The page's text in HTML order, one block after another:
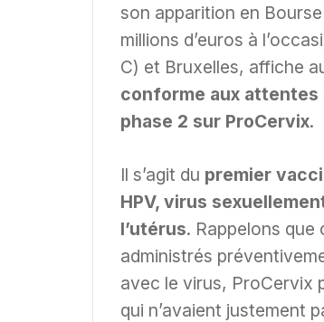
son apparition en
millions d’euros à
C) et Bruxelles, affiche
conforme aux attentes
phase 2 sur ProCervix.
Il s’agit du premier
HPV, virus
l’utérus. Rappelons
administrés
avec le virus, ProCervix
qui n’avaient justement